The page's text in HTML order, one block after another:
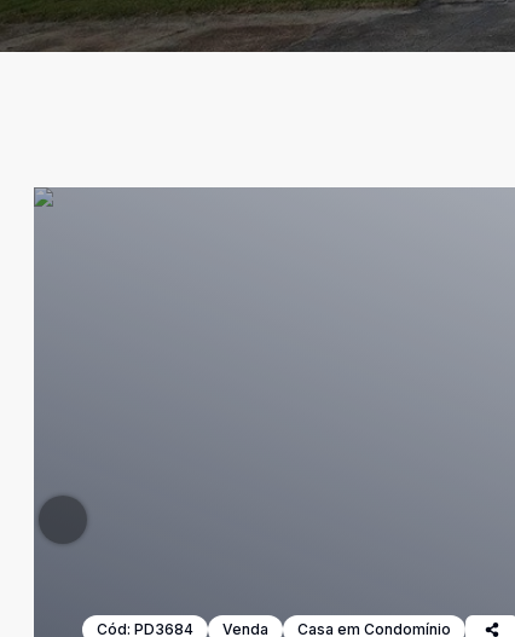
Cód: PD3684 Venda Casa em Condomínio